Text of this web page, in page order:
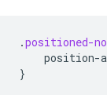
.positioned-
position-
}